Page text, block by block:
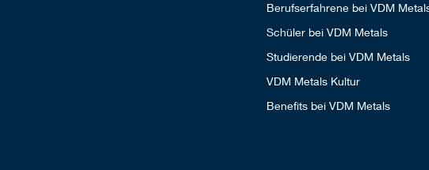
Berufserfahrene bei VDM
Schüler bei VDM Metals
Studierende bei VDM Metals
VDM Metals Kultur
Benefits bei VDM Metals